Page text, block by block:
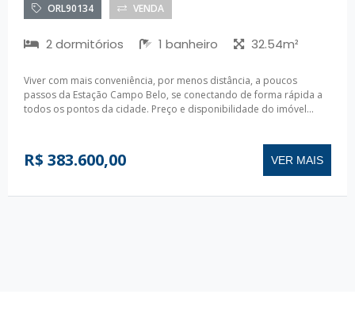
ORL90134 VENDA
2 dormitórios 1 banheiro 32.54m²
Viver com mais conveniência, por menos distância, a poucos
passos da Estação Campo Belo, se conectando de forma rápida a
todos os pontos da cidade. Preço e disponibilidade do imóvel...
R$ 383.600,00 VER MAIS